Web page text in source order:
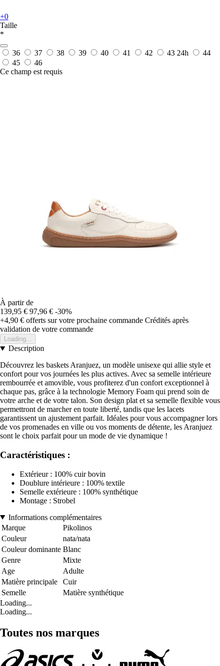
+0
Taille
*
36 37 38 39 40 41 42 43 24h
44
45
46
Ce champ est requis
À partir de
139,95 € 97,96 € -30%
+4,90 € offerts sur votre prochaine commande Crédités après
validation de votre commande
Loading...
Description
Découvrez les baskets Aranjuez, un modèle unisexe qui allie style et
confort pour vos journées les plus actives. Avec sa semelle intérieure
rembourrée et amovible, vous profiterez d'un confort exceptionnel à
chaque pas, grâce à la technologie Memory Foam qui prend soin de
votre arche et de votre talon. Son design plat et sa semelle flexible vous
permettront de marcher en toute liberté, tandis que les lacets
garantissent un ajustement parfait. Idéales pour vous accompagner lors
de vos promenades en ville ou vos moments de détente, les Aranjuez
sont le choix parfait pour un mode de vie dynamique !
Caractéristiques :
Extérieur : 100% cuir bovin
Doublure intérieure : 100% textile
Semelle extérieure : 100% synthétique
Montage : Strobel
Informations complémentaires
Marque
Pikolinos
Couleur
nata/nata
Couleur dominante Blanc
Genre
Mixte
Age
Adulte
Matière principale
Cuir
Semelle
Matière synthétique
Loading...
Loading...
Toutes nos marques